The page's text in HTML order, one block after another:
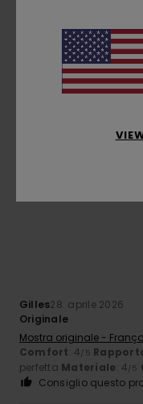
Mostra originale -
Gilles28. aprile 2026
Originale
Mostra originale -
Comfort: 4 /5
perfetta Materiale: 4 /5
Consiglio questo